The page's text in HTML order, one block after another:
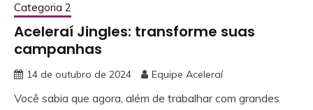
Categoria 2
Aceleraí Jingles: transforme suas
campanhas
14 de outubro de 2024 Equipe Aceleraí
Você sabia que agora, além de trabalhar com grandes